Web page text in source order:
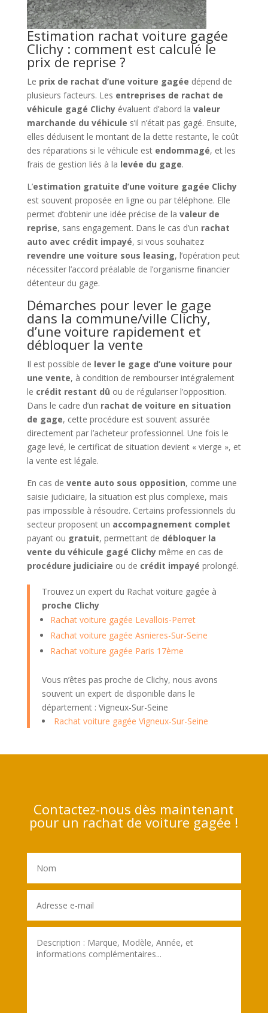
Estimation rachat voiture gagée
Clichy : comment est calculé le
prix de reprise ?
Le prix de rachat d’une voiture gagée dépend de
plusieurs facteurs. Les entreprises de rachat de
véhicule gagé Clichyévaluent d’abord la valeur
marchande du véhicule s’il n’était pas gagé. Ensuite,
elles déduisent le montant de la dette restante, le coût
des réparations si le véhicule est endommagé, et les
frais de gestion liés à la levée du gage.
L’estimation gratuite d’une voiture gagée Clichy
est souvent proposée en ligne ou par téléphone. Elle
permet d’obtenir une idée précise de la valeur de
reprise, sans engagement. Dans le cas d’un rachat
auto avec crédit impayé, si vous souhaitez
revendre une voiture sous leasing, l’opération peut
nécessiter l’accord préalable de l’organisme financier
détenteur du gage.
Démarches pour lever le gage
dans la commune/ville Clichy,
d’une voiture rapidement et
débloquer la vente
Il est possible de lever le gage d’une voiture pour
une vente, à condition de rembourser intégralement
le crédit restant dû ou de régulariser l’opposition.
Dans le cadre d’un rachat de voiture en situation
de gage, cette procédure est souvent assurée
directement par l’acheteur professionnel. Une fois le
gage levé, le certificat de situation devient « vierge », et
la vente est légale.
En cas de vente auto sous opposition, comme une
saisie judiciaire, la situation est plus complexe, mais
pas impossible à résoudre. Certains professionnels du
secteur proposent un accompagnement complet
payant ou gratuit, permettant de débloquer la
vente du véhicule gagé Clichymême en cas de
procédure judiciaire ou de crédit impayé prolongé.
Trouvez un expert du Rachat voiture gagée à
proche Clichy
Rachat voiture gagée Levallois-Perret
Rachat voiture gagée Asnieres-Sur-Seine
Rachat voiture gagée Paris 17ème
Vous n’êtes pas proche de Clichy, nous avons
souvent un expert de disponible dans le
département : Vigneux-Sur-Seine
Rachat voiture gagée Vigneux-Sur-Seine
Contactez-nous dès maintenant
pour un rachat de voiture gagée !